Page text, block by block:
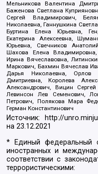
Мельникова Валентина
Баженова Светлана
Сергей Владимирович,
Николаевна, Ганнушкина
Буртина Елена Юрьевна,
Екатерина Алексеевна,
Юрьевна, Свечников
Шахова Елена Владимировна,
Ирина Вячеславовна,
Маркович, Бахмин Вячеслав
Дарья Николаевна, Орлов
Дмитриевна, Королева
Александрович, Вицин
Левинсон Лев Семенович,
Петрович, Полякова Мара
Герман Константинович
Источник: http://
на23.12.2021
* Единый федеральный
иностранных и
соответствии с
террористическими: